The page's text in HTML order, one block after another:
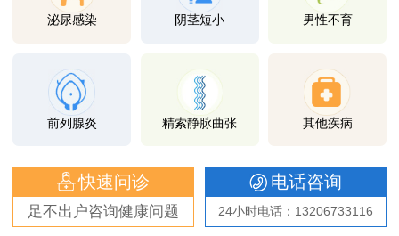
泌尿感染 阴茎短小 男性不育
前列腺炎 精索静脉曲张 其他疾病
快速问诊
足不出户咨询健康问题
电话咨询
24小时电话：13206733116